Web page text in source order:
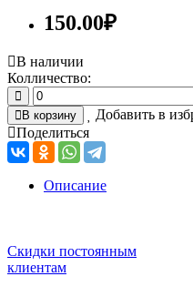
150.00₽
В наличии
Колличество:
В корзину
Добавить в
Поделиться
Описание
Скидки постоянным
клиентам